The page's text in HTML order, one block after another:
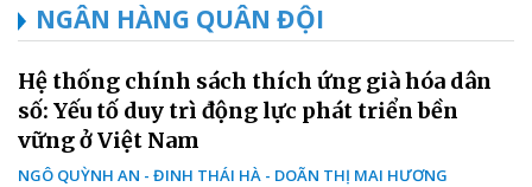
NGÂN HÀNG QUÂN ĐỘI
Hệ thống chính sách thích ứng già hóa dân
số: Yếu tố duy trì động lực phát triển bền
vững ở Việt Nam
NGÔ QUỲNH AN - ĐINH THÁI HÀ - DOÃN THỊ MAI HƯƠNG